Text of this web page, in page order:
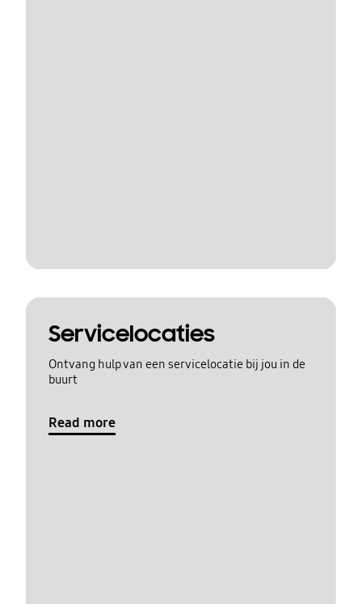
Servicelocaties
Ontvang hulp van een servicelocatie bij jou in de
buurt
Read more